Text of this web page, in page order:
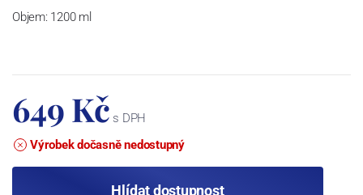
Objem: 1200 ml
649 Kč s DPH
Výrobek dočasně nedostupný
Hlídat dostupnost